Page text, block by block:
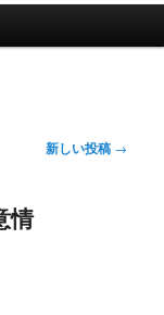
新しい投稿 →
情